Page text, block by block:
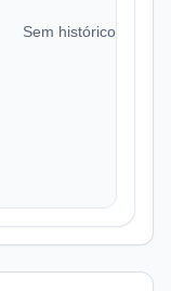
Sem histórico de